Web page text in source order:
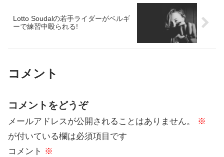
Lotto Soudalの若手ライダーがベルギ
ーで練習中殴られる!
コメント
コメントをどうぞ
メールアドレスが公開されることはありません。
※
が付いている欄は必須項目です
コメント ※